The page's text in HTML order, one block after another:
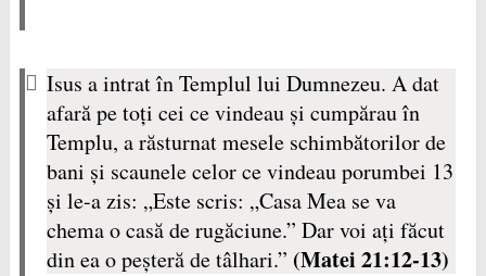
Isus a intrat în Templul lui Dumnezeu. A dat
afară pe toţi cei ce vindeau şi cumpărau în
Templu, a răsturnat mesele schimbătorilor de
bani şi scaunele celor ce vindeau porumbei 13
şi le-a zis: „Este scris: „Casa Mea se va
chema o casă de rugăciune.” Dar voi aţi făcut
din ea o peşteră de tâlhari.” (Matei 21:12-13)